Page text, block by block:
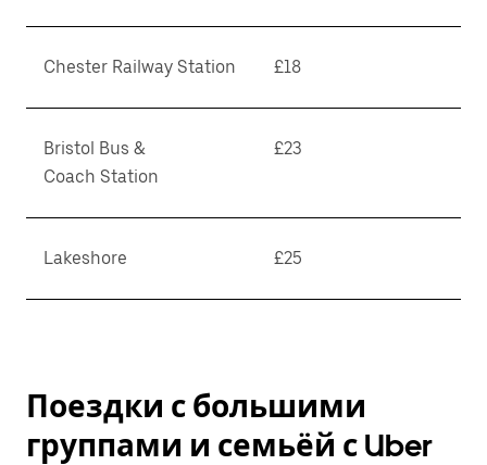
Chester Railway Station £18
Bristol Bus &
Coach Station
£23
Lakeshore £25
Поездки с большими
группами и семьёй с Uber